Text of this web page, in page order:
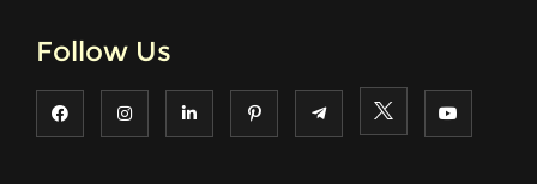
Follow Us